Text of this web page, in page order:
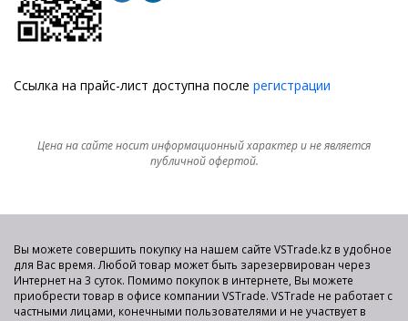
Ссылка на прайс-лист доступна после регистрации
Цена на сайте носит информационный характер и не является
публичной офертой.
Вы можете совершить покупку на нашем сайте VSTrade.kz в удобное
для Вас время. Любой товар может быть зарезервирован через
Интернет на 3 суток. Помимо покупок в интернете, Вы можете
приобрести товар в офисе компании VSTrade. VSTrade не работает с
частными лицами, конечными пользователями и не участвует в